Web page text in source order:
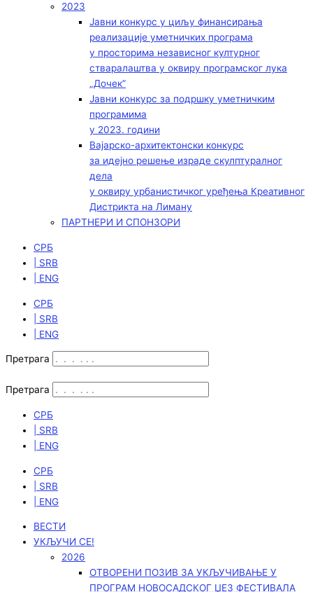
2023
Јавни конкурс у циљу финансирања
реализације уметничких програма
у просторима независног културног
стваралаштва у оквиру програмског лука
„Дочек”
Јавни конкурс за подршку уметничким
програмима
у 2023. години
Вајарско-архитектонски конкурс
за идејно решење израде скулптуралног
дела
у оквиру урбанистичког уређења Креативног
Дистрикта на Лиману
ПАРТНЕРИ И СПОНЗОРИ
СРБ
| SRB
| ENG
СРБ
| SRB
| ENG
Претрага
Претрага
СРБ
| SRB
| ENG
СРБ
| SRB
| ENG
ВЕСТИ
УКЉУЧИ СЕ!
2026
ОТВОРЕНИ ПОЗИВ ЗА УКЉУЧИВАЊЕ У
ПРОГРАМ НОВОСАДСКОГ ЏЕЗ ФЕСТИВАЛА